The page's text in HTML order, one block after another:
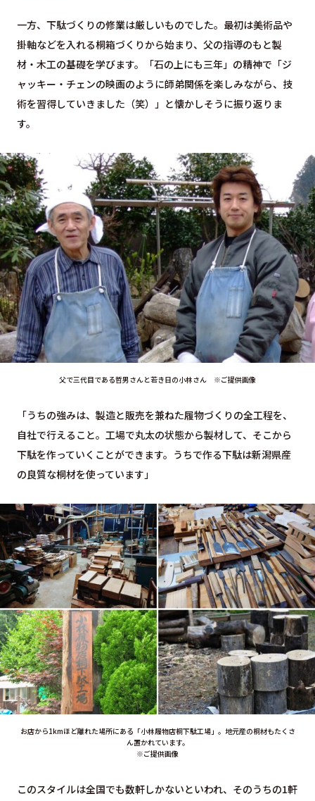
一方、下駄づくりの修業は厳しいものでした。最初は美術品や
掛軸などを入れる桐箱づくりから始まり、父の指導のもと製
材・木工の基礎を学びます。「石の上にも三年」の精神で「ジ
ャッキー・チェンの映画のように師弟関係を楽しみながら、技
術を習得していきました（笑）」と懐かしそうに振り返りま
す。
父で三代目である哲男さんと若き日の小林さん ※ご提供画像
「うちの強みは、製造と販売を兼ねた履物づくりの全工程を、
自社で行えること。工場で丸太の状態から製材して、そこから
下駄を作っていくことができます。うちで作る下駄は新潟県産
の良質な桐材を使っています」
お店から1kmほど離れた場所にある「小林履物店桐下駄工場」。地元産の桐材もたくさ
ん置かれています。
※ご提供画像
このスタイルは全国でも数軒しかないといわれ、そのうちの1軒